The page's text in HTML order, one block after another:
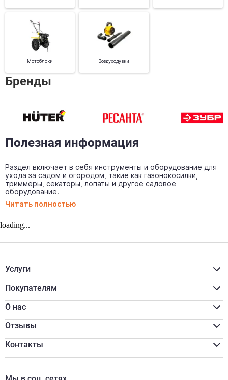
Мотоблоки Воздуходувки
Бренды
Полезная информация
Раздел включает в себя инструменты и оборудование для
ухода за садом и огородом, такие как газонокосилки,
триммеры, секаторы, лопаты и другое садовое
оборудование.
Читать полностью
loading...
Услуги
Доставка
Распил
Покупателям
Для бизнеса
Оплата наличными
Обмен и возврат
Онлайн оплата
Онлайн кредитование
О нас
Сертификаты
Новости
Отзывы
Контакты
Отзывы
Контакты